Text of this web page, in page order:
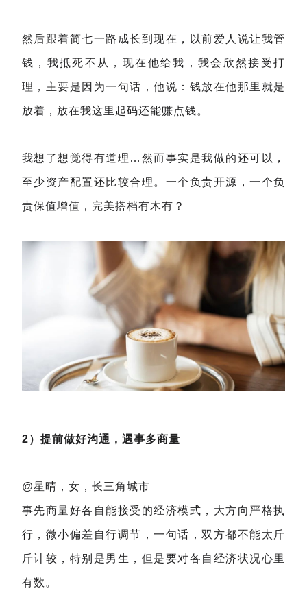
然后跟着简七一路成长到现在，以前爱人说让我管
钱，我抵死不从，现在他给我，我会欣然接受打
理，主要是因为一句话，他说：钱放在他那里就是
放着，放在我这里起码还能赚点钱。
我想了想觉得有道理…然而事实是我做的还可以，
至少资产配置还比较合理。一个负责开源，一个负
责保值增值，完美搭档有木有？
2）提前做好沟通，遇事多商量
@星晴，女，长三角城市
事先商量好各自能接受的经济模式，大方向严格执
行，微小偏差自行调节，一句话，双方都不能太斤
斤计较，特别是男生，但是要对各自经济状况心里
有数。